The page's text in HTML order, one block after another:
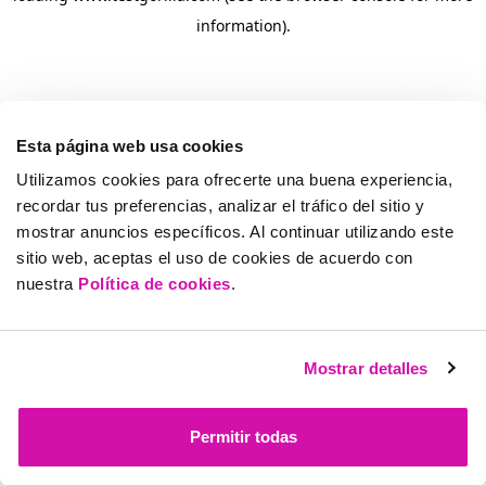
Esta página web usa cookies
Utilizamos cookies para ofrecerte una buena experiencia,
recordar tus preferencias, analizar el tráfico del sitio y
mostrar anuncios específicos. Al continuar utilizando este
sitio web, aceptas el uso de cookies de acuerdo con
nuestra Política de cookies.
Mostrar detalles
Permitir todas
information).